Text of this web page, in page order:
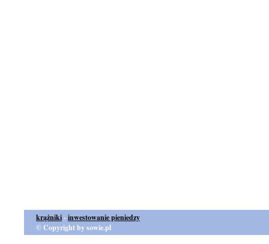
krążniki-inwestowanie pieniedzy
© Copyright by sowie.pl